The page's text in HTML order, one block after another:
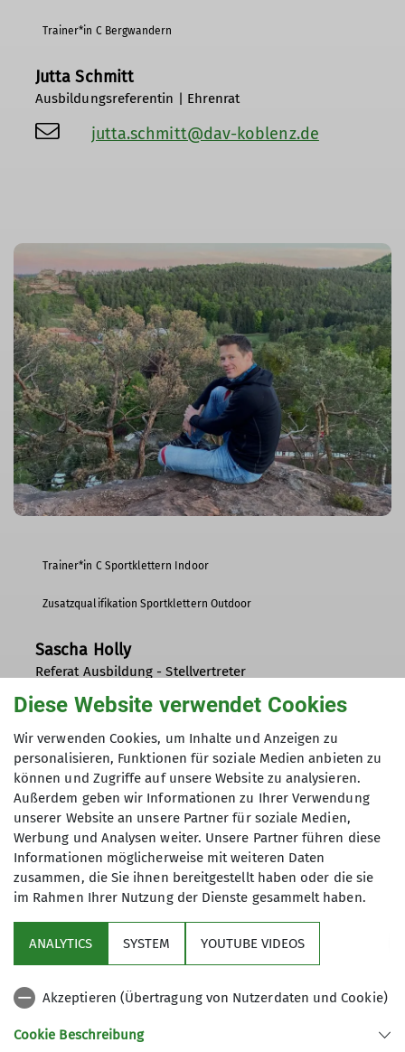
Trainer*in C Bergwandern
Jutta Schmitt
Ausbildungsreferentin | Ehrenrat
jutta.schmitt@dav-koblenz.de
Trainer*in C Sportklettern Indoor
Zusatzqualifikation Sportklettern Outdoor
Sascha Holly
Referat Ausbildung - Stellvertreter
sascha.holly@dav-koblenz.de
Sektion
DAV
Diese Website verwendet Cookies
Wir verwenden Cookies, um Inhalte und Anzeigen zu
personalisieren, Funktionen für soziale Medien anbieten zu
können und Zugriffe auf unsere Website zu analysieren.
Außerdem geben wir Informationen zu Ihrer Verwendung
unserer Website an unsere Partner für soziale Medien,
Werbung und Analysen weiter. Unsere Partner führen diese
Informationen möglicherweise mit weiteren Daten
zusammen, die Sie ihnen bereitgestellt haben oder die sie
im Rahmen Ihrer Nutzung der Dienste gesammelt haben.
ANALYTICS SYSTEM YOUTUBE VIDEOS
Akzeptieren (Übertragung von Nutzerdaten und Cookie)
Cookie Beschreibung